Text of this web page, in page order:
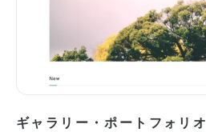
ギャラリー・ポートフォリオ